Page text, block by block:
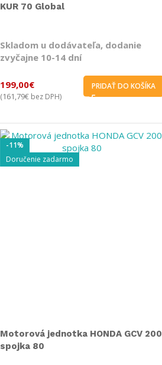
KUR 70 Global
Skladom u dodávateľa, dodanie
zvyčajne 10-14 dní
199,00€
(161,79€ bez DPH)
PRIDAŤ DO KOŠÍKA
-11%
Doručenie zadarmo
Motorová jednotka HONDA GCV 200
spojka 80